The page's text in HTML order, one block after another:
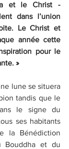
et le Christ -
dans l’union
Le Christ et
année cette
pour le
»
lune se situera
tandis que le
le signe du
ses habitants
la Bénédiction
Bouddha et du